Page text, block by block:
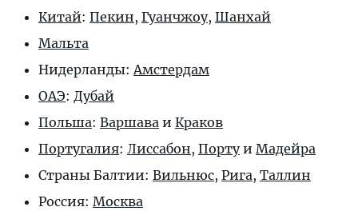
Китай: Пекин, Гуанчжоу, Шанхай
Мальта
Нидерланды:Амстердам
ОАЭ: Дубай
Польша: Варшава и Краков
Португалия: Лиссабон, Портуи Мадейра
Страны Балтии: Вильнюс, Рига, Таллин
Россия: Москва